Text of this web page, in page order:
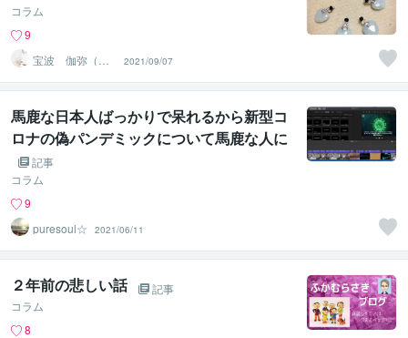
コラム
9
宝波 伽弥（ほ
うなみ かや）
2021/09/07
馬鹿な日本人ばっかりで呆れるから新型コ
ロナの偽パンデミックについて馬鹿な人に
むけて書こうか？
記事
コラム
9
puresoul☆
2021/06/11
２年前の悲しい話
記事
コラム
8